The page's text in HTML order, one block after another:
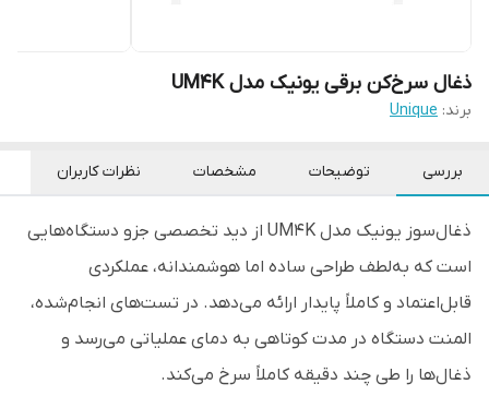
ذغال سرخ‌کن برقی یونیک مدل UM4K
برند: Unique
بررسی توضیحات مشخصات نظرات کاربران
ذغال‌سوز یونیک مدل UM4K از دید تخصصی جزو دستگاه‌هایی
است که به‌لطف طراحی ساده اما هوشمندانه، عملکردی
قابل‌اعتماد و کاملاً پایدار ارائه می‌دهد. در تست‌های انجام‌شده،
المنت دستگاه در مدت کوتاهی به دمای عملیاتی می‌رسد و
ذغال‌ها را طی چند دقیقه کاملاً سرخ می‌کند.